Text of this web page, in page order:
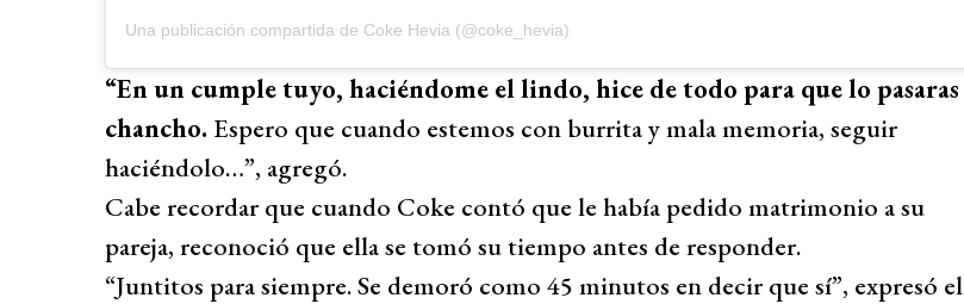
Una publicación compartida de Coke Hevia (@coke_hevia)
“En un cumple tuyo, haciéndome el lindo, hice de todo para que lo pasaras
chancho. Espero que cuando estemos con burrita y mala memoria, seguir
haciéndolo…”, agregó.
Cabe recordar que cuando Coke contó que le había pedido matrimonio a su
pareja, reconoció que ella se tomó su tiempo antes de responder.
“Juntitos para siempre. Se demoró como 45 minutos en decir que sí”, expresó el